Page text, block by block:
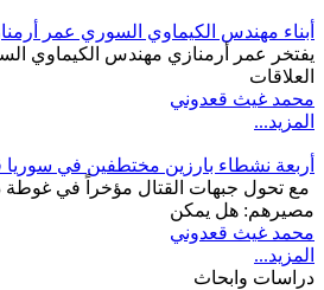
أبناء مهندس الكيماوي السوري عمر
يفتخر عمر أرمنازي مهندس الكيماوي
العلاقات
محمد غيث قعدوني
المزيد...
أربعة نشطاء بارزين مختطفين في
مصيرهم: هل يمكن
محمد غيث قعدوني
المزيد...
دراسات وابحاث